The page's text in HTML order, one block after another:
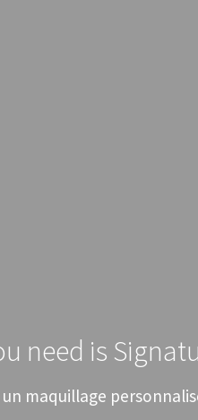
need is
un maquillage